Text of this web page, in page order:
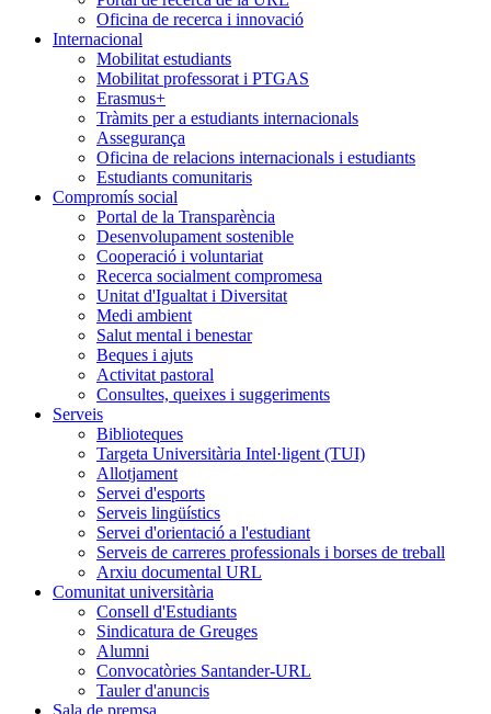
Oficina de recerca i innovació
Internacional
Mobilitat estudiants
Mobilitat professorat i PTGAS
Erasmus+
Tràmits per a estudiants internacionals
Assegurança
Oficina de relacions internacionals i estudiants
Estudiants comunitaris
Compromís social
Portal de la Transparència
Desenvolupament sostenible
Cooperació i voluntariat
Recerca socialment compromesa
Unitat d'Igualtat i Diversitat
Medi ambient
Salut mental i benestar
Beques i ajuts
Activitat pastoral
Consultes, queixes i suggeriments
Serveis
Biblioteques
Targeta Universitària Intel·ligent (TUI)
Allotjament
Servei d'esports
Serveis lingüístics
Servei d'orientació a l'estudiant
Serveis de carreres professionals i borses de treball
Arxiu documental URL
Comunitat universitària
Consell d'Estudiants
Sindicatura de Greuges
Alumni
Convocatòries Santander-URL
Tauler d'anuncis
Sala de premsa